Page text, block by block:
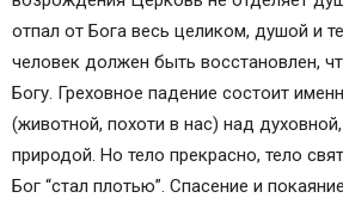
отпал от Бога весь целиком, душой и
человек должен быть восстановлен,
Богу. Греховное падение состоит
(животной, похоти в нас) над
природой. Но тело прекрасно, тело
Бог “стал плотью”. Спасение и